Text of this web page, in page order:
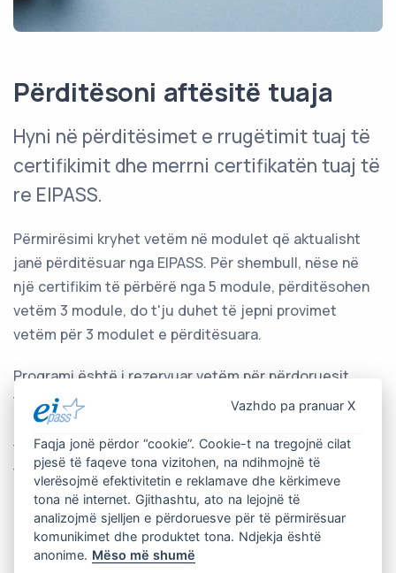
Përditësoni aftësitë tuaja
Hyni në përditësimet e rrugëtimit tuaj të
certifikimit dhe merrni certifikatën tuaj të
re EIPASS.
Përmirësimi kryhet vetëm në modulet që aktualisht
janë përditësuar nga EIPASS. Për shembull, nëse në
një certifikim të përbërë nga 5 module, përditësohen
vetëm 3 module, do t'ju duhet të jepni provimet
vetëm për 3 modulet e përditësuara.
Programi është i rezervuar vetëm për përdoruesit
tashmë të certifikuar, si mbajtës të kodit Ei, ashtu
edhe të regjistruar në kurse online me certifikim. Për
të përfituar nga Përmirësimi EIPASS, hyni në zonën tuaj
të rezervuar në DIDASKO, klikoni në artikullin e menusë
"Përditësoni aftësitë tuaja" dhe ndiqni udhëzimet.
Procedura e përditësimit zhvillohet tërësisht online
me vetëvlerësim.
Vazhdo pa pranuar X
Faqja jonë përdor “cookie”. Cookie-t na tregojnë cilat
pjesë të faqeve tona vizitohen, na ndihmojnë të
vlerësojmë efektivitetin e reklamave dhe kërkimeve
tona në internet. Gjithashtu, ato na lejojnë të
analizojmë sjelljen e përdoruesve për të përmirësuar
komunikimet dhe produktet tona. Ndjekja është
anonime. Mëso më shumë